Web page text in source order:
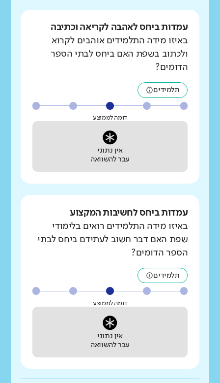
עמדות ביחס לאהבה לקריאה וכתיבה
באיזו מידה התלמידים אוהבים לקרוא
ולכתוב בשפת האם ביחס לבתי הספר
הדומים?
תלמידים
דומה לממוצע
אין נתוני
עבר להשוואה
עמדות ביחס לחשיבות המקצוע
באיזו מידה התלמידים רואים בלימודי
שפת האם דבר חשוב לעתידם ביחס לבתי
הספר הדומים?
תלמידים
דומה לממוצע
אין נתוני
עבר להשוואה